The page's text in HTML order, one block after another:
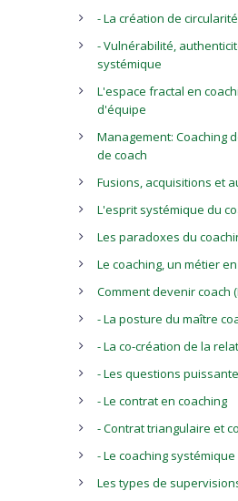
- La création de
- Vulnérabilité,
systémique
L'espace fractal en
d'équipe
Management: Coaching
de coach
Fusions, acquisitions et
L'esprit systémique du
Les paradoxes du
Le coaching, un métier
Comment devenir coach
- La posture du maître
- La co-création de la
- Les questions
- Le contrat en coaching
- Contrat triangulaire et
- Le coaching systémique
Les types de